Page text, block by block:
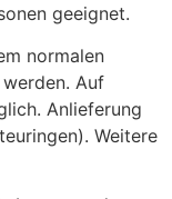
geeignet.
normalen
Auf
Anlieferung
Weitere